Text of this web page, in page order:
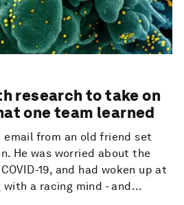
research to take on
one team learned
email from an old friend set
He was worried about the
19, and had woken up at
a racing mind - and...